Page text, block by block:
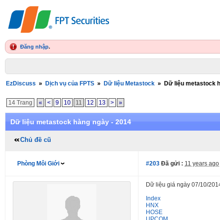
Đăng nhập.
EzDiscuss » Dịch vụ của FPTS » Dữ liệu Metastock » Dữ liệu metastock
14 Trang « < 9 10 11 12 13 > »
Dữ liệu metastock hàng ngày - 2014
Chủ đề cũ
Phòng Môi Giới #203 Đã gửi : 11 years ago
Dữ liệu giá ngày 07/10/
Index
HNX
HOSE